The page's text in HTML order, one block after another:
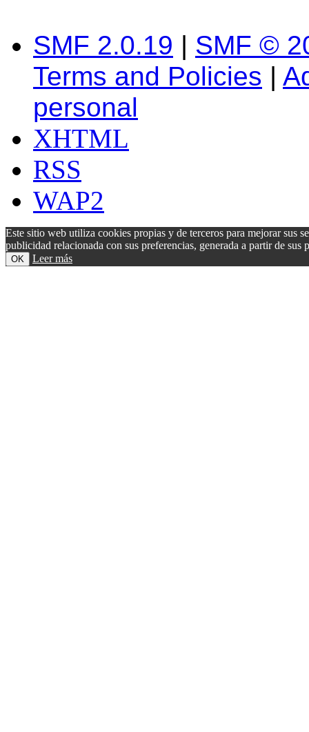
SMF 2.0.19 | SMF ©
Terms and Policies |
personal
XHTML
RSS
WAP2
Este sitio web utiliza cookies propias y de terceros para mejorar sus
publicidad relacionada con sus preferencias, generada a partir de
OK Leer más